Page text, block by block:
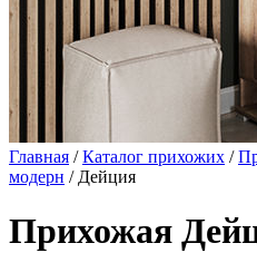
Главная /Каталог прихожих /
модерн / Дейция
Прихожая